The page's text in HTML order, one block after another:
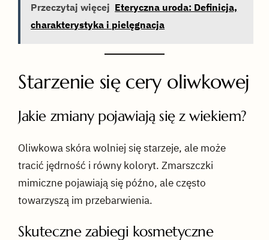
Przeczytaj więcej Eteryczna uroda: Definicja,
charakterystyka i pielęgnacja
Starzenie się cery oliwkowej
Jakie zmiany pojawiają się z wiekiem?
Oliwkowa skóra wolniej się starzeje, ale może
tracić jędrność i równy koloryt. Zmarszczki
mimiczne pojawiają się późno, ale często
towarzyszą im przebarwienia.
Skuteczne zabiegi kosmetyczne